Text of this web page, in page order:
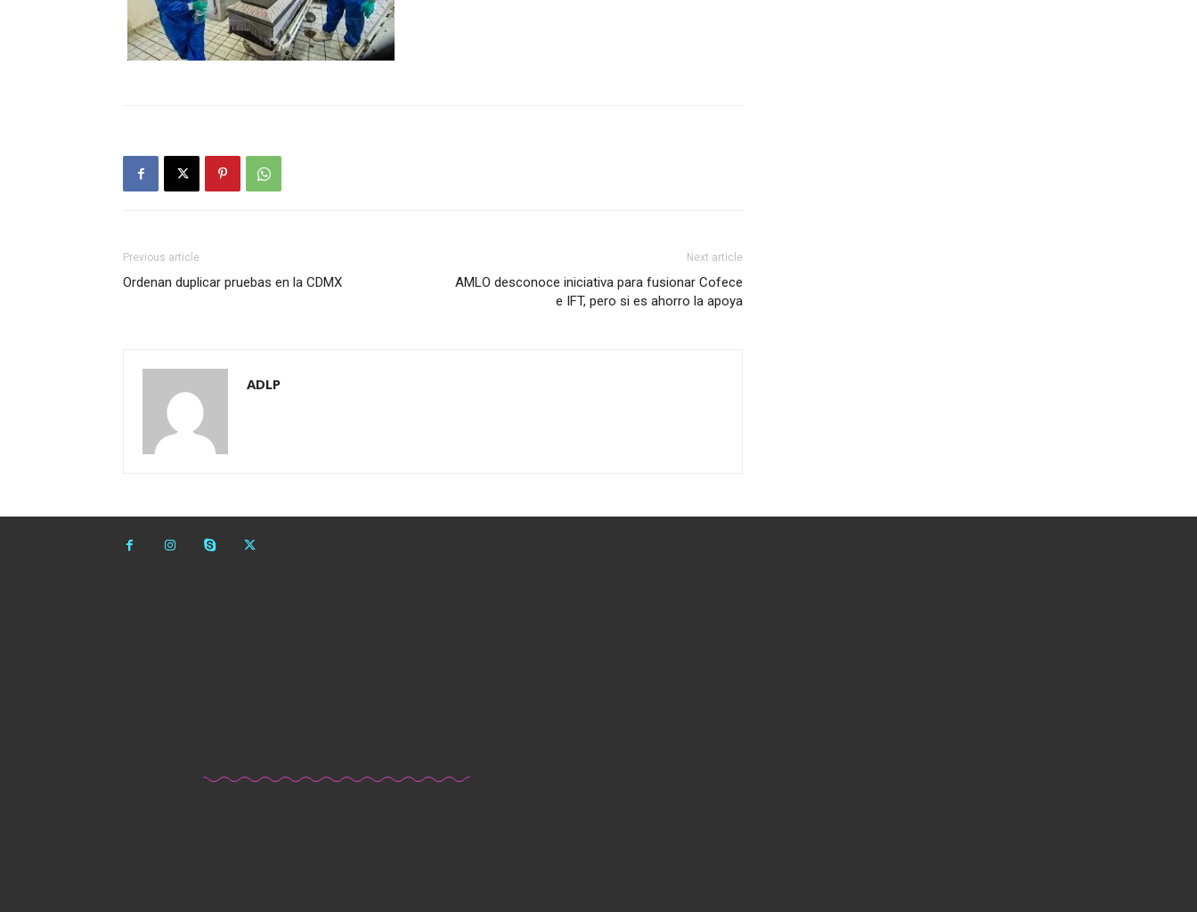
Previous article
Ordenan duplicar pruebas en la CDMX
Next article
AMLO desconoce iniciativa para fusionar Cofece
e IFT, pero si es ahorro la apoya
ADLP